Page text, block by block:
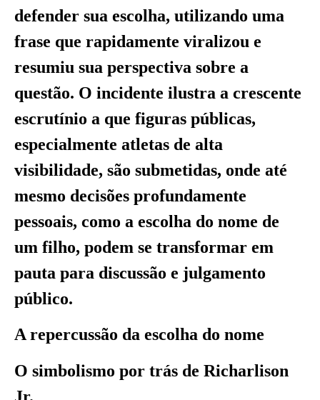
defender sua escolha, utilizando uma
frase que rapidamente viralizou e
resumiu sua perspectiva sobre a
questão. O incidente ilustra a crescente
escrutínio a que figuras públicas,
especialmente atletas de alta
visibilidade, são submetidas, onde até
mesmo decisões profundamente
pessoais, como a escolha do nome de
um filho, podem se transformar em
pauta para discussão e julgamento
público.
A repercussão da escolha do nome
O simbolismo por trás de Richarlison
Jr.